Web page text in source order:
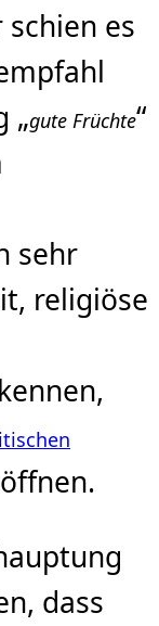
es
„gute Früchte“
sehr
religiöse
dass